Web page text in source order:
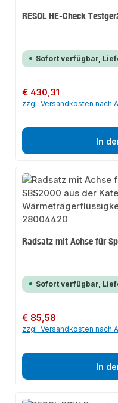
RESOL HE-Check
Sofort verfügbar,
Regulärer Preis:
€ 430,31
zzgl. Versandkosten nach
In
Radsatz mit Achse für
Sofort verfügbar,
Regulärer Preis:
€ 85,58
zzgl. Versandkosten nach
In